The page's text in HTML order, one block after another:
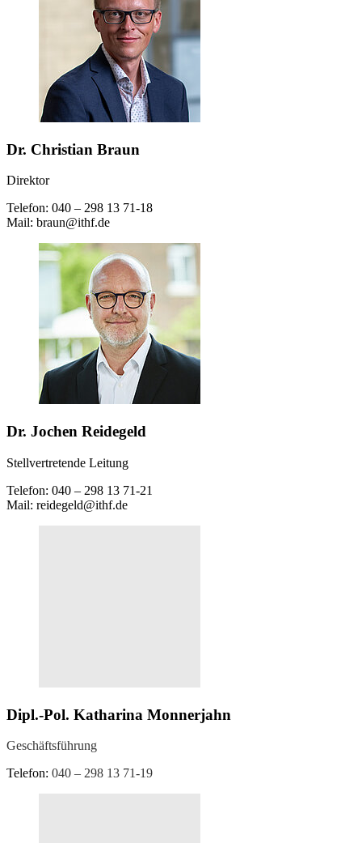
Dr. Christian Braun
Direktor
Telefon: 040 – 298 13 71-18
Mail: braun@ithf.de
Dr. Jochen Reidegeld
Stellvertretende Leitung
Telefon: 040 – 298 13 71-21
Mail: reidegeld@ithf.de
Dipl.-Pol. Katharina Monnerjahn
Geschäftsführung
Telefon: 040 – 298 13 71-19